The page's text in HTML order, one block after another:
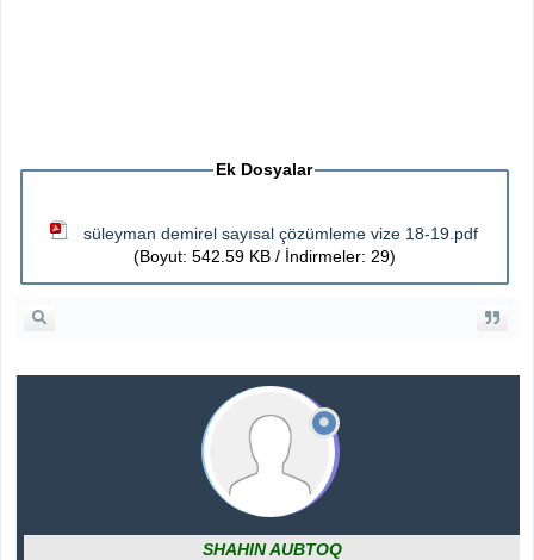
Ek Dosyalar
süleyman demirel sayısal çözümleme vize 18-19.pdf
(Boyut: 542.59 KB / İndirmeler: 29)
SHAHIN AUBTOQ